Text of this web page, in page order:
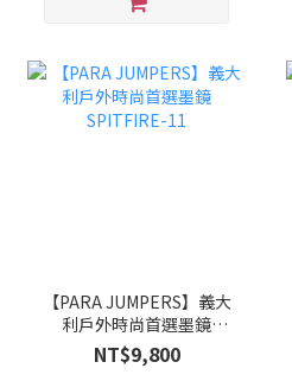
【PARA JUMPERS】義大
利戶外時尚首選墨鏡
SPITFIRE-11
NT$9,800